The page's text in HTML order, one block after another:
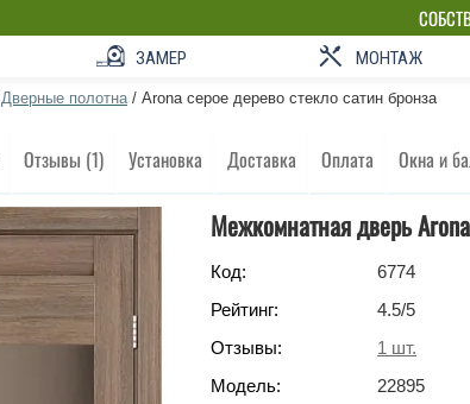
ЗАМЕР МОНТАЖ
Дверные полотна / Arona серое дерево стекло сатин бронза
Отзывы (1) Установка Доставка Оплата Окна и
Межкомнатная дверь
Код:
6774
Рейтинг:
4.5/5
Отзывы:
1 шт.
Модель:
22895